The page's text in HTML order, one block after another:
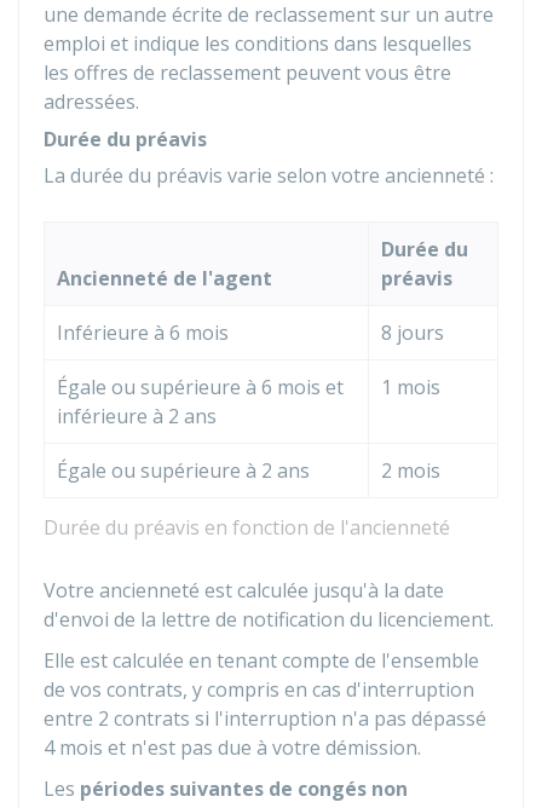
une demande écrite de reclassement sur un autre
emploi et indique les conditions dans lesquelles
les offres de reclassement peuvent vous être
adressées.
Durée du préavis
La durée du préavis varie selon votre ancienneté :
Durée du préavis en fonction de l'ancienneté
Ancienneté de l'agent
Durée du
préavis
Inférieure à 6 mois 8 jours
Égale ou supérieure à 6 mois et
inférieure à 2 ans
1 mois
Égale ou supérieure à 2 ans 2 mois
Votre ancienneté est calculée jusqu'à la date
d'envoi de la lettre de notification du licenciement.
Elle est calculée en tenant compte de l'ensemble
de vos contrats, y compris en cas d'interruption
entre 2 contrats si l'interruption n'a pas dépassé
4 mois et n'est pas due à votre démission.
Les périodes suivantes de congés non